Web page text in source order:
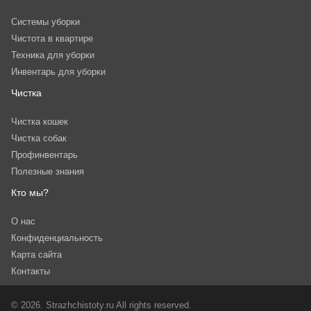
Системы уборки
Чистота в квартире
Техника для уборки
Инвентарь для уборки
Чистка
Чистка кошек
Чистка собак
Профинвентарь
Полезные знания
Кто мы?
О нас
Конфиденциальность
Карта сайта
Контакты
© 2026. Strazhchistoty.ru All rights reserved.